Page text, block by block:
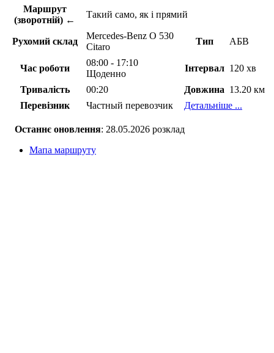
Маршрут
(зворотній) ←
Такий само, як і прямий
Рухомий склад
Mercedes-Benz O 530
Citaro
Тип АБВ
Час роботи
08:00 - 17:10
Щоденно
Інтервал 120 хв
Тривалість 00:20 Довжина 13.20 км
Перевізник
Частный перевозчик Детальніше ...
Останнє оновлення: 28.05.2026 розклад
Мапа маршруту